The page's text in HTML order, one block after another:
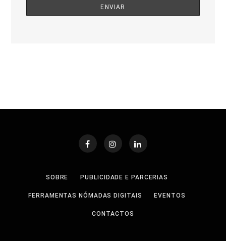
SOBRE PUBLICIDADE E PARCERIAS
FERRAMENTAS NÓMADAS DIGITAIS EVENTOS
CONTACTOS